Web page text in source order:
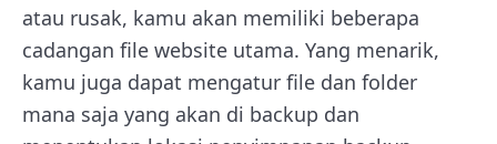
atau rusak, kamu akan memiliki beberapa
cadangan file website utama. Yang menarik,
kamu juga dapat mengatur file dan folder
mana saja yang akan di backup dan